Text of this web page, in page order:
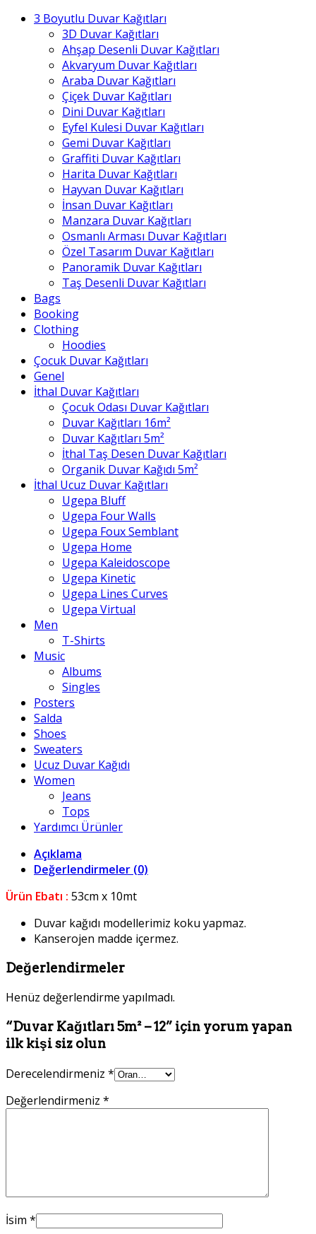
3 Boyutlu Duvar Kağıtları
3D Duvar Kağıtları
Ahşap Desenli Duvar Kağıtları
Akvaryum Duvar Kağıtları
Araba Duvar Kağıtları
Çiçek Duvar Kağıtları
Dini Duvar Kağıtları
Eyfel Kulesi Duvar Kağıtları
Gemi Duvar Kağıtları
Graffiti Duvar Kağıtları
Harita Duvar Kağıtları
Hayvan Duvar Kağıtları
İnsan Duvar Kağıtları
Manzara Duvar Kağıtları
Osmanlı Arması Duvar Kağıtları
Özel Tasarım Duvar Kağıtları
Panoramik Duvar Kağıtları
Taş Desenli Duvar Kağıtları
Bags
Booking
Clothing
Hoodies
Çocuk Duvar Kağıtları
Genel
İthal Duvar Kağıtları
Çocuk Odası Duvar Kağıtları
Duvar Kağıtları 16m²
Duvar Kağıtları 5m²
İthal Taş Desen Duvar Kağıtları
Organik Duvar Kağıdı 5m²
İthal Ucuz Duvar Kağıtları
Ugepa Bluff
Ugepa Four Walls
Ugepa Foux Semblant
Ugepa Home
Ugepa Kaleidoscope
Ugepa Kinetic
Ugepa Lines Curves
Ugepa Virtual
Men
T-Shirts
Music
Albums
Singles
Posters
Salda
Shoes
Sweaters
Ucuz Duvar Kağıdı
Women
Jeans
Tops
Yardımcı Ürünler
Açıklama
Değerlendirmeler (0)
Ürün Ebatı : 53cm x 10mt
Duvar kağıdı modellerimiz koku yapmaz.
Kanserojen madde içermez.
Değerlendirmeler
Henüz değerlendirme yapılmadı.
“Duvar Kağıtları 5m² – 12” için yorum yapan
ilk kişi siz olun
Derecelendirmeniz *
Değerlendirmeniz *
İsim *